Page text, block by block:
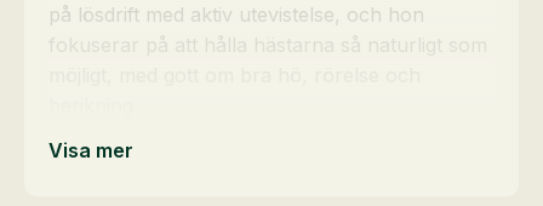
på lösdrift med aktiv utevistelse, och hon
fokuserar på att hålla hästarna så naturligt som
Visa mer